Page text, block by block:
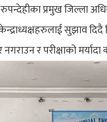
प्रमुख जिल्ला
सुझाव दिदै
र परीक्षाको